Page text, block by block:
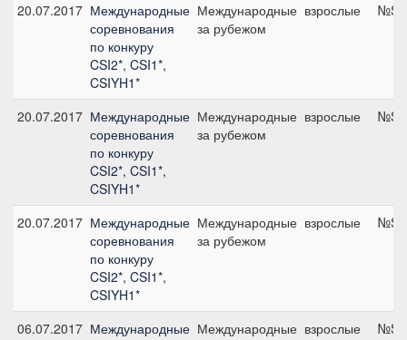
20.07.2017 Международные
соревнования
по конкуру
CSI2*, CSI1*,
CSIYH1*
Международные
за рубежом
взрослые
20.07.2017 Международные
соревнования
по конкуру
CSI2*, CSI1*,
CSIYH1*
Международные
за рубежом
взрослые
20.07.2017 Международные
соревнования
по конкуру
CSI2*, CSI1*,
CSIYH1*
Международные
за рубежом
взрослые
06.07.2017 Международные Международные взрослые